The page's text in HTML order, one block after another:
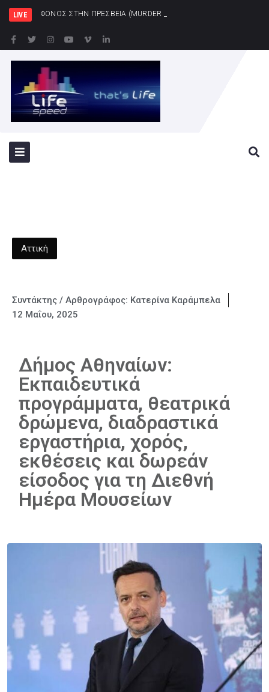
LIVE
Αττική
Συντάκτης / Αρθρογράφος: Κατερίνα Καράμπελα
12 Μαΐου, 2025
Δήμος Αθηναίων:
Εκπαιδευτικά
προγράμματα, θεατρικά
δρώμενα, διαδραστικά
εργαστήρια, χορός,
εκθέσεις και δωρεάν
είσοδος για τη Διεθνή
Ημέρα Μουσείων